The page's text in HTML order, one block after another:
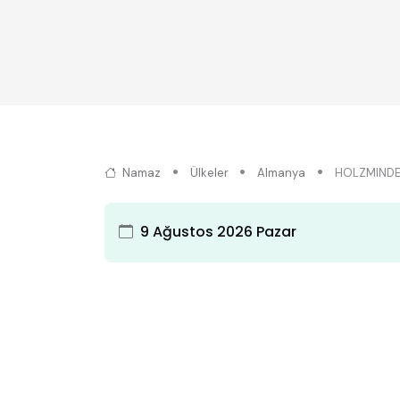
Namaz Ülkeler Almanya
9 Ağustos 2026 Pazar